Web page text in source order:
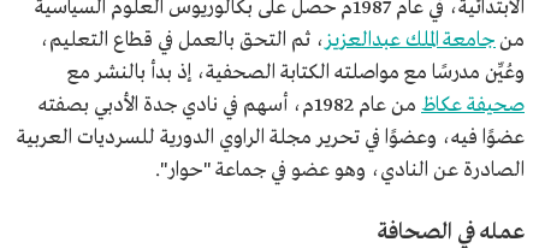
الابتدائية، في عام 1987م حصل على بكالوريوس العلوم السياسية
منجامعة الملك عبدالعزيز، ثم التحق بالعمل في قطاع التعليم،
وعُيِّن مدرسًا مع مواصلته الكتابة الصحفية، إذ بدأ بالنشر مع
صحيفة عكاظ
من عام 1982م، أسهم في نادي جدة الأدبي بصفته
عضوًا فيه، وعضوًا في تحرير مجلة الراوي الدورية للسرديات العربية
الصادرة عن النادي، وهو عضو في جماعة "حوار".
عمله في الصحافة